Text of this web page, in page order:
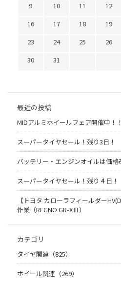
9
10 11 12
16
17 18 19
23
24 25 26
30
31
最近の投稿
MIDアルミホイールフェア開催中！
スーパータイヤセール！残り3日！
バッテリー・エンジンオイルは価格
スーパータイヤセール！残り４日！
【トヨタ カローラフィールダー
作業（REGNO GR-XⅢ）
カテゴリ
タイヤ関連（825）
ホイール関連（269）